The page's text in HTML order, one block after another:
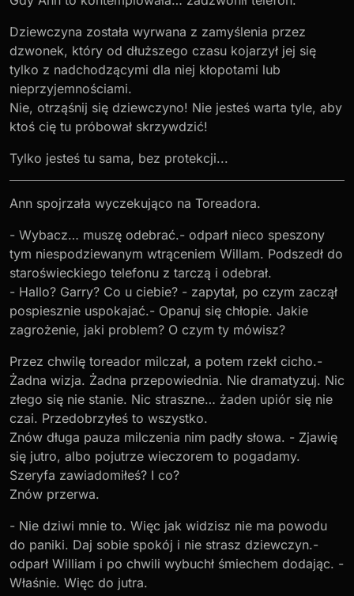
Dziewczyna została wyrwana z zamyślenia przez
dzwonek, który od dłuższego czasu kojarzył jej się
tylko z nadchodzącymi dla niej kłopotami lub
nieprzyjemnościami.
Nie, otrząśnij się dziewczyno! Nie jesteś warta tyle, aby
ktoś cię tu próbował skrzywdzić!
Tylko jesteś tu sama, bez protekcji...
Ann spojrzała wyczekująco na Toreadora.
- Wybacz… muszę odebrać.- odparł nieco speszony
tym niespodziewanym wtrąceniem Willam. Podszedł do
staroświeckiego telefonu z tarczą i odebrał.
- Hallo? Garry? Co u ciebie? - zapytał, po czym zaczął
pospiesznie uspokajać.- Opanuj się chłopie. Jakie
zagrożenie, jaki problem? O czym ty mówisz?
Przez chwilę toreador milczał, a potem rzekł cicho.-
Żadna wizja. Żadna przepowiednia. Nie dramatyzuj. Nic
złego się nie stanie. Nic straszne… żaden upiór się nie
czai. Przedobrzyłeś to wszystko.
Znów długa pauza milczenia nim padły słowa. - Zjawię
się jutro, albo pojutrze wieczorem to pogadamy.
Szeryfa zawiadomiłeś? I co?
Znów przerwa.
- Nie dziwi mnie to. Więc jak widzisz nie ma powodu
do paniki. Daj sobie spokój i nie strasz dziewczyn.-
odparł William i po chwili wybuchł śmiechem dodając. -
Właśnie. Więc do jutra.